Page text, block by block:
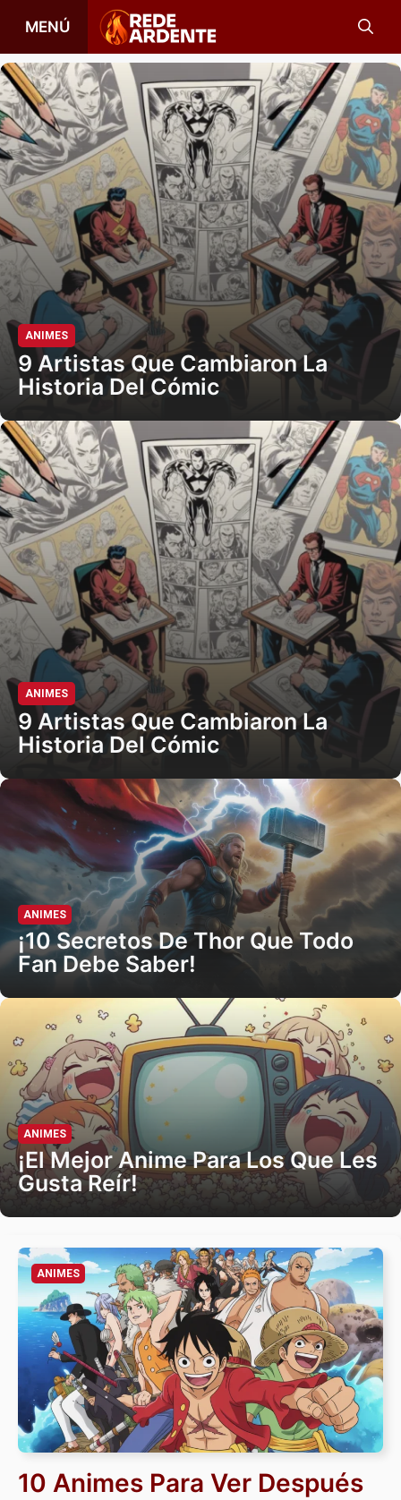
contenido
MENÚ
ANIMES
9 Artistas Que Cambiaron La
Historia Del Cómic
ANIMES
9 Artistas Que Cambiaron La
Historia Del Cómic
ANIMES
¡10 Secretos De Thor Que Todo
Fan Debe Saber!
ANIMES
¡El Mejor Anime Para Los Que Les
Gusta Reír!
ANIMES
10 Animes Para Ver Después